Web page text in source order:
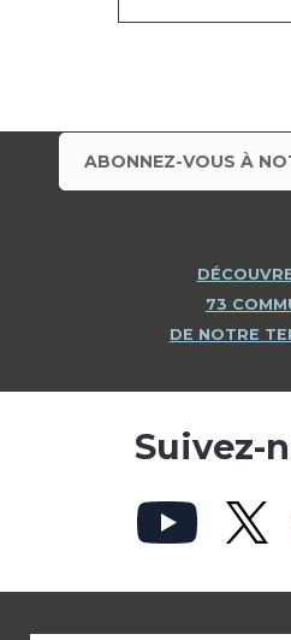
ABONNEZ-VOUS À
73
DE NOTRE
Suivez-